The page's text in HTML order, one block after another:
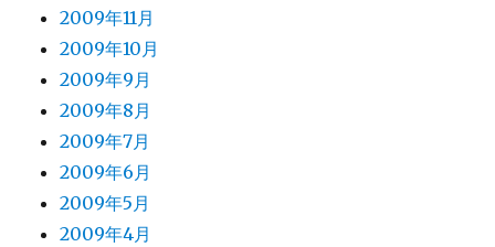
2009年11月
2009年10月
2009年9月
2009年8月
2009年7月
2009年6月
2009年5月
2009年4月